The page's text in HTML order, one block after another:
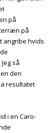
på
på
angribe hvids
så
den
resultatet
i en Caro-